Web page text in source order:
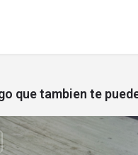
que tambien te